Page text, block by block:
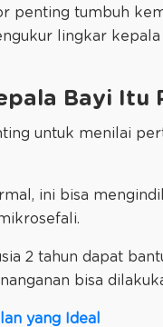
penting tumbuh
lingkar
Bayi Itu
untuk menilai
ini bisa
2 tahun dapat
bisa
yang Ideal